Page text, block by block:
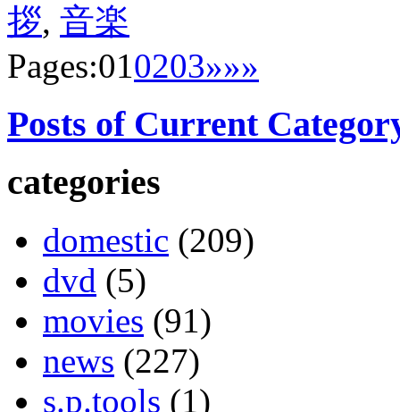
拶, 音楽
Pages:010203»»»
Posts of Current
categories
domestic (209)
dvd (5)
movies (91)
news (227)
s.p.tools (1)